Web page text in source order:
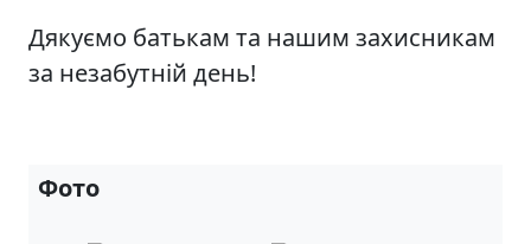
Дякуємо батькам та нашим захисникам
за незабутній день!
Фото